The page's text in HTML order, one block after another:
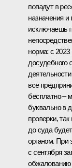
попадут в
назначения
исключаешь
норма: с 2023
досудебного
все
бесплатно –
буквально в
проверки,
до суда
органом. При
с сентября
обжалованию